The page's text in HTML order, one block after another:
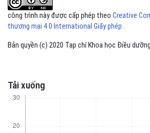
Tải xuống
công trình này được cấp phép theo Creative
thương mại 4.0 International Giấy phép .
Bản quyền (c) 2020 Tạp chí Khoa học Điều dưỡng